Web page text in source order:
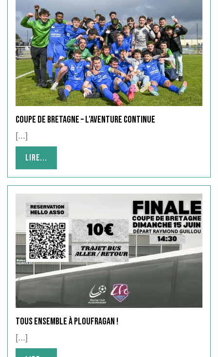
COUPE DE BRETAGNE – L’aventure continue
[...]
Lire...
TOUS ENSEMBLE À PLOUFRAGAN !
[...]